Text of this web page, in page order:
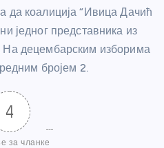
да коалиција “Ивица Дачић
једног представника из
децембарским изборима
бројем 2.
4
за чланке